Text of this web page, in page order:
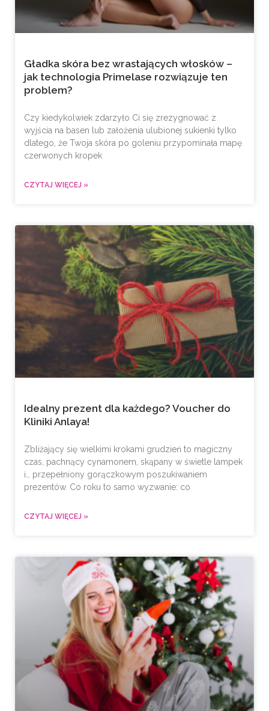
Gładka skóra bez wrastających włosków –
jak technologia Primelase rozwiązuje ten
problem?
Czy kiedykolwiek zdarzyło Ci się zrezygnować z
wyjścia na basen lub założenia ulubionej sukienki tylko
dlatego, że Twoja skóra po goleniu przypominała mapę
czerwonych kropek
CZYTAJ WIĘCEJ »
Idealny prezent dla każdego? Voucher do
Kliniki Anlaya!
Zbliżający się wielkimi krokami grudzień to magiczny
czas, pachnący cynamonem, skąpany w świetle lampek
i… przepełniony gorączkowym poszukiwaniem
prezentów. Co roku to samo wyzwanie: co
CZYTAJ WIĘCEJ »